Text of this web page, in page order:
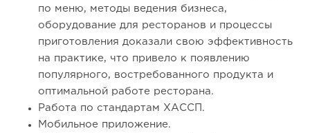
по меню, методы ведения бизнеса,
оборудование для ресторанов и процессы
приготовления доказали свою эффективность
на практике, что привело к появлению
популярного, востребованного продукта и
оптимальной работе ресторана.
Работа по стандартам ХАССП.
Мобильное приложение.